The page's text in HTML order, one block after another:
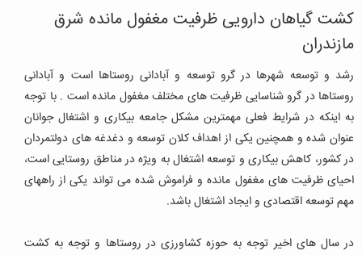
کشت گیاهان دارویی ظرفیت مغفول مانده شرق
مازندران
رشد و توسعه شهرها در گرو توسعه و آبادانی روستاها است و آبادانی
روستاها در گرو شناسایی ظرفیت های مختلف مغفول مانده است . با توجه
به اینکه در شرایط فعلی مهمترین مشکل جامعه بیکاری و اشتغال جوانان
عنوان شده و همچنین یکی از اهداف کلان توسعه و دغدغه های دولتمردان
در کشور، کاهش بیکاری و توسعه اشتغال به ویژه در مناطق روستایی است،
احیای ظرفیت های مغفول مانده و فراموش شده می تواند یکی از راههای
مهم توسعه اقتصادی و ایجاد اشتغال باشد.
در سال های اخیر توجه به حوزه کشاورزی در روستاها و توجه به کشت